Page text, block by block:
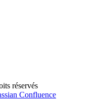
réservés
Confluence